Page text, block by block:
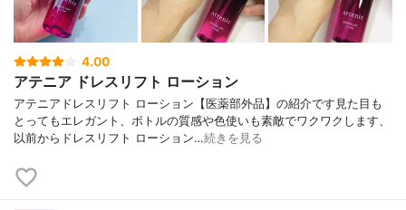
4.00
アテニア ドレスリフト ローション
アテニアドレスリフト ローション【医薬部外品】の紹介です見た目も
とってもエレガント、ボトルの質感や色使いも素敵でワクワクします、
以前からドレスリフト ローション…続きを見る